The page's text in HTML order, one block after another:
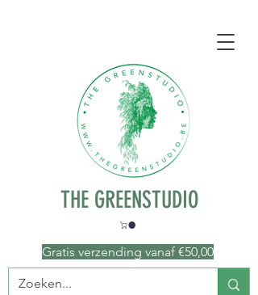
Gratis verzending vanaf €50 ,00
THE GREENSTUDIO